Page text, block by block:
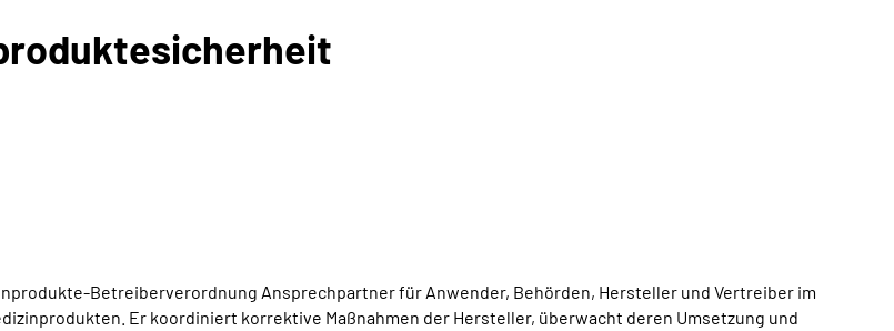
Betreiberverordnung Ansprechpartner für Anwender, Behörden, Hersteller und Vertreiber im
Er koordiniert korrektive Maßnahmen der Hersteller, überwacht deren Umsetzung und